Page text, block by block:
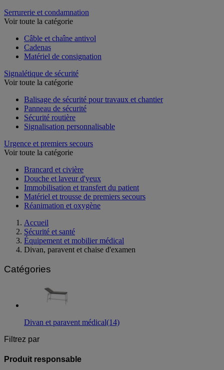
Serrurerie et condamnation
Voir toute la catégorie
Câble et chaîne antivol
Cadenas
Matériel de consignation
Signalétique de sécurité
Voir toute la catégorie
Balisage de sécurité pour travaux et chantier
Panneau de sécurité
Sécurité routière
Signalisation personnalisable
Urgence et premiers secours
Voir toute la catégorie
Brancard et civière
Douche et laveur d'yeux
Immobilisation et transfert du patient
Matériel et trousse de premiers secours
Réanimation et oxygène
Accueil
Sécurité et santé
Équipement et mobilier médical
Divan, paravent et chaise d'examen
Catégories
Divan et paravent médical(14)
Filtrez par
Produit responsable